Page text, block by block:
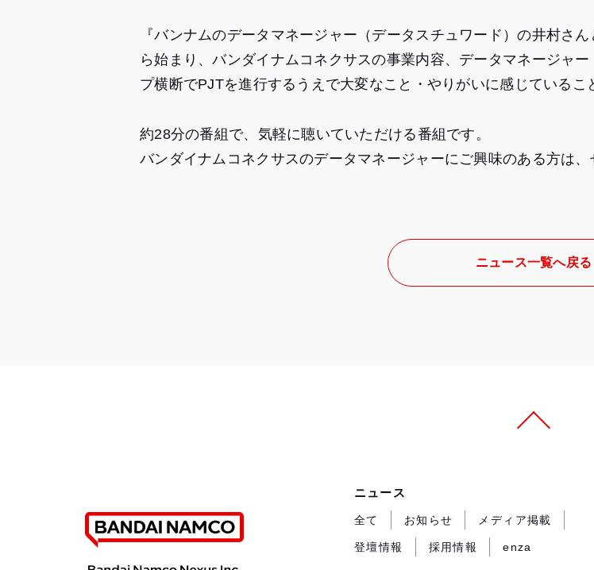
『バンナムのデータマネージャー（データスチュワード）の井村さ
ら始まり、バンダイナムコネクサスの事業内容、データマネージャ
プ横断でPJTを進行するうえで大変なこと・やりがいに感じているこ
約28分の番組で、気軽に聴いていただける番組です。
バンダイナムコネクサスのデータマネージャーにご興味のある方は、
ニュース一覧へ戻る
ニュース
全て お知らせ メディア掲載
登壇情報 採用情報 enza